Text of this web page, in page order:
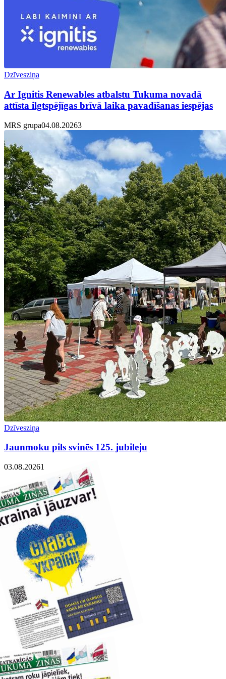
Dzīvesziņa
Ar Ignitis Renewables atbalstu Tukuma novadā
attīsta ilgtspējīgas brīvā laika pavadīšanas iespējas
MRS grupa04.08.20263
Dzīvesziņa
Jaunmoku pils svinēs 125. jubileju
03.08.20261